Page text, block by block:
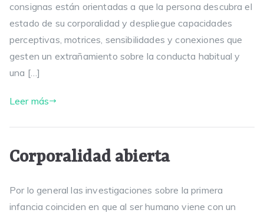
consignas están orientadas a que la persona descubra el
estado de su corporalidad y despliegue capacidades
perceptivas, motrices, sensibilidades y conexiones que
gesten un extrañamiento sobre la conducta habitual y
una […]
Leer más
Corporalidad abierta
Por lo general las investigaciones sobre la primera
infancia coinciden en que al ser humano viene con un